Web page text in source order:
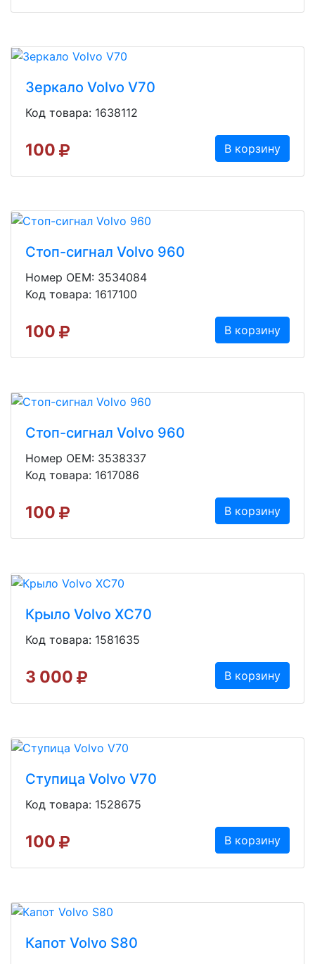
Зеркало Volvo V70
Код товара: 1638112
100 В корзину
Стоп-сигнал Volvo 960
Номер OEM: 3534084
Код товара: 1617100
100 В корзину
Стоп-сигнал Volvo 960
Номер OEM: 3538337
Код товара: 1617086
100 В корзину
Крыло Volvo XC70
Код товара: 1581635
3 000 В корзину
Ступица Volvo V70
Код товара: 1528675
100 В корзину
Капот Volvo S80